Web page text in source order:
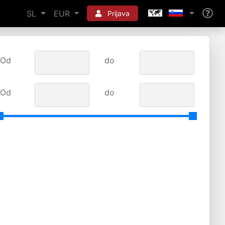
SL EUR Prijava
Od do
Od do